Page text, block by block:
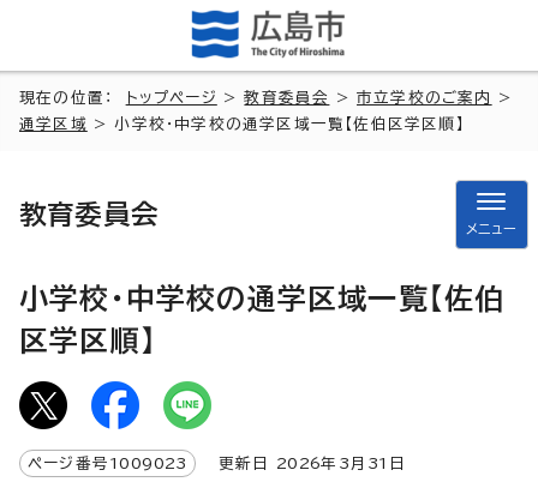
現在の位置： トップページ >教育委員会 >市立学校のご案内
>
通学区域 > 小学校・中学校の通学区域一覧【佐伯区学区順】
教育委員会
メニュー
小学校・中学校の通学区域一覧【佐伯
区学区順】
ページ番号 1009023 更新日 2026年3月 31 日